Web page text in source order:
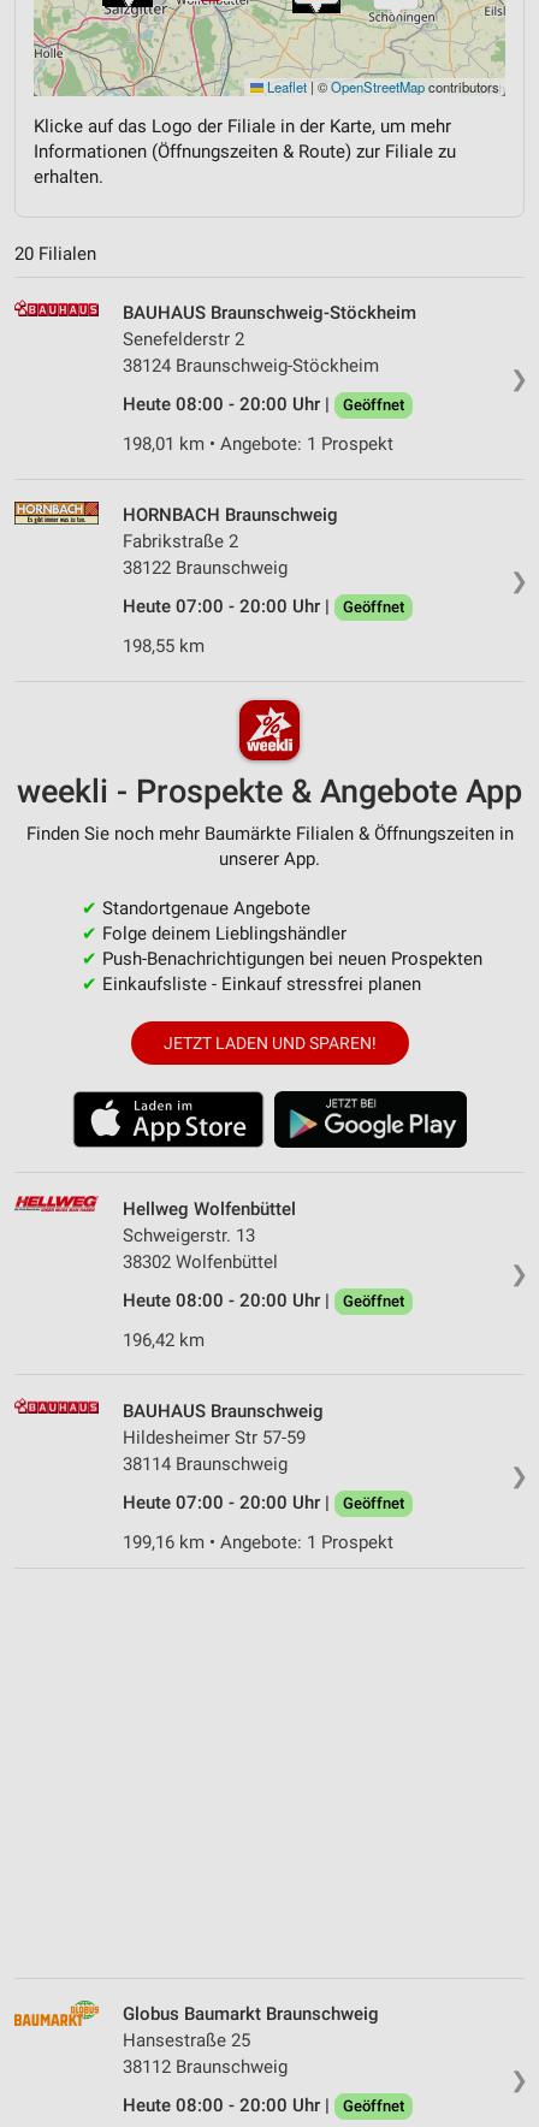
Leaflet | ©OpenStreetMapcontributors
Klicke auf das Logo der Filiale in der Karte, um mehr
Informationen (Öffnungszeiten & Route) zur Filiale zu
erhalten.
20 Filialen
❯
BAUHAUS Braunschweig-Stöckheim
Senefelderstr 2
38124 Braunschweig-Stöckheim
Heute 08:00 - 20:00 Uhr |
Geöffnet
198,01 km • Angebote: 1 Prospekt
❯
HORNBACH Braunschweig
Fabrikstraße 2
38122 Braunschweig
Heute 07:00 - 20:00 Uhr |
Geöffnet
198,55 km
weekli - Prospekte & Angebote App
Finden Sie noch mehr Baumärkte Filialen & Öffnungszeiten in
unserer App.
✔ Standortgenaue Angebote
✔ Folge deinem Lieblingshändler
✔ Push-Benachrichtigungen bei neuen Prospekten
✔ Einkaufsliste - Einkauf stressfrei planen
JETZT LADEN UND SPAREN!
❯
Hellweg Wolfenbüttel
Schweigerstr. 13
38302 Wolfenbüttel
Heute 08:00 - 20:00 Uhr |
Geöffnet
196,42 km
❯
BAUHAUS Braunschweig
Hildesheimer Str 57-59
38114 Braunschweig
Heute 07:00 - 20:00 Uhr |
Geöffnet
199,16 km • Angebote: 1 Prospekt
❯
Globus Baumarkt Braunschweig
Hansestraße 25
38112 Braunschweig
Heute 08:00 - 20:00 Uhr |
Geöffnet